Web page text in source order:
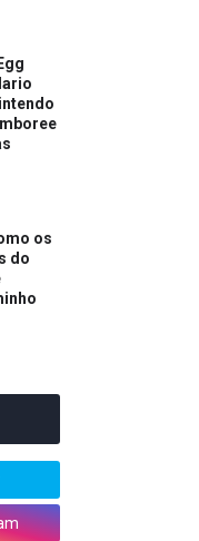
os
do